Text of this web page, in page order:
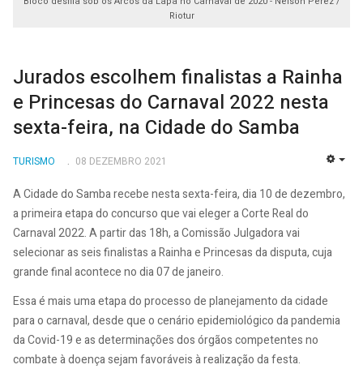
Riotur
Jurados escolhem finalistas a Rainha
e Princesas do Carnaval 2022 nesta
sexta-feira, na Cidade do Samba
TURISMO 08 DEZEMBRO 2021
A Cidade do Samba recebe nesta sexta-feira, dia 10 de dezembro,
a primeira etapa do concurso que vai eleger a Corte Real do
Carnaval 2022. A partir das 18h, a Comissão Julgadora vai
selecionar as seis finalistas a Rainha e Princesas da disputa, cuja
grande final acontece no dia 07 de janeiro.
Essa é mais uma etapa do processo de planejamento da cidade
para o carnaval, desde que o cenário epidemiológico da pandemia
da Covid-19 e as determinações dos órgãos competentes no
combate à doença sejam favoráveis à realização da festa.